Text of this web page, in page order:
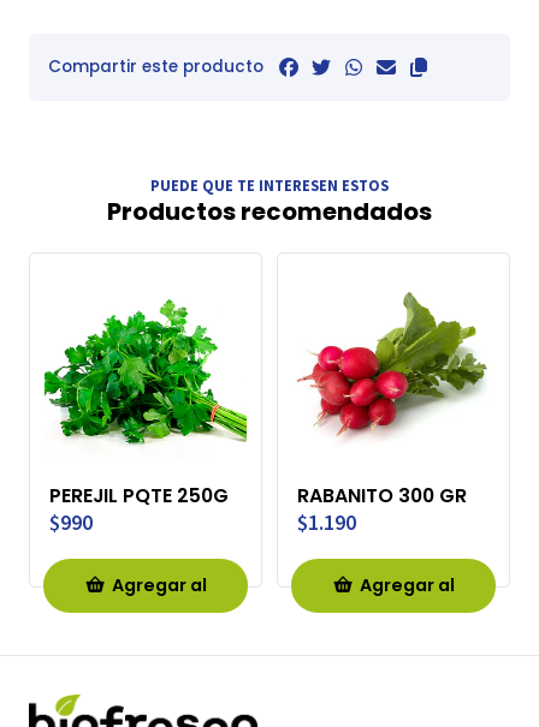
Compartir este producto
PUEDE QUE TE INTERESEN ESTOS
Productos recomendados
PEREJIL PQTE 250G
$990
Agregar al
RABANITO 300 GR
$1.190
Agregar al